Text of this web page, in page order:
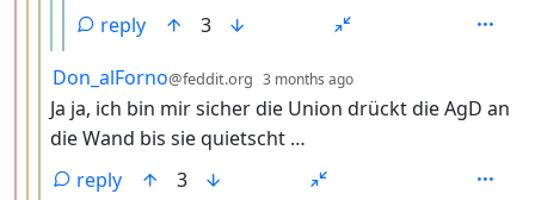
reply
3
by
Don_alForno@feddit.org 3 months ago
Ja ja, ich bin mir sicher die Union drückt die AgD an
die Wand bis sie quietscht …
reply
3